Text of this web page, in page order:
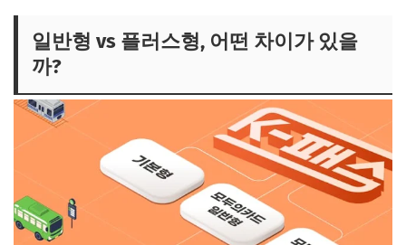
일반형 vs 플러스형, 어떤 차이가 있을
까?